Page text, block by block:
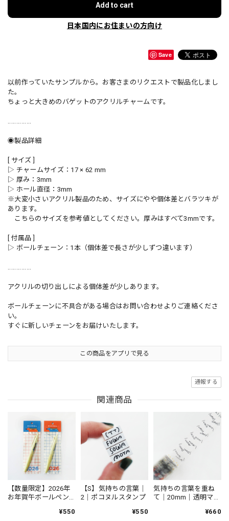
Add to cart
日本国内にお住まいの方向け
Save
以前作っていたサンプルから。お客さまのリクエストで製品化しまし
た。
ちょっと大きめのバゲットのアクリルチャームです。
..............
◉製品詳細
[ サイズ ]
▷ チャームサイズ：17 × 62 mm
▷ 厚み：3mm
▷ ホール直径：3mm
※大変小さいアクリル製品のため、サイズにやや個体差とバラツキが
あります。
こちらのサイズを参考値としてください。厚みはすべて3mmです。
[ 付属品 ]
▷ ボールチェーン：1本（個体差で長さが少しずつ違います）
..............
アクリルの切り出しによる個体差が少しあります。
ボールチェーンに不具合がある場合はお問い合わせよりご連絡くださ
い。
すぐに新しいチェーンをお届けいたします。
この商品をアプリで見る
通報する
関連商品
【数量限定】2026年
お年賀午ボールペン
¥550
【S】気持ちの言葉｜
2｜ポコヌルスタンプ
¥550
気持ちの言葉を重ね
て｜20mm｜透明マス
¥660